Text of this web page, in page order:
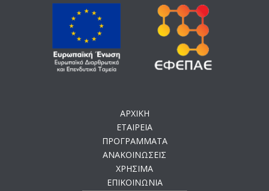
ΑΡΧΙΚΗ
ΕΤΑΙΡΕΙΑ
ΠΡΟΓΡΑΜΜΑΤΑ
ΑΝΑΚΟΙΝΩΣΕΙΣ
ΧΡΗΣΙΜΑ
ΕΠΙΚΟΙΝΩΝΙΑ